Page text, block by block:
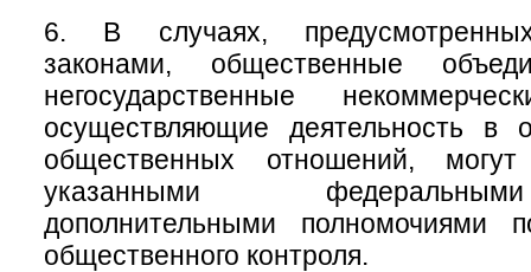
6. В случаях,
законами, общественные
негосударственные
осуществляющие деятельность в
общественных отношений,
указанными
дополнительными полномочиями
общественного контроля.